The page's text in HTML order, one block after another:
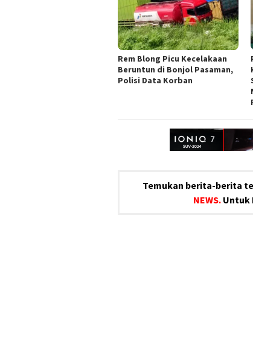
Rem Blong Picu Kecelakaan
Beruntun di Bonjol Pasaman,
Polisi Data Korban
Temukan berita-berita
NEWS. Untuk